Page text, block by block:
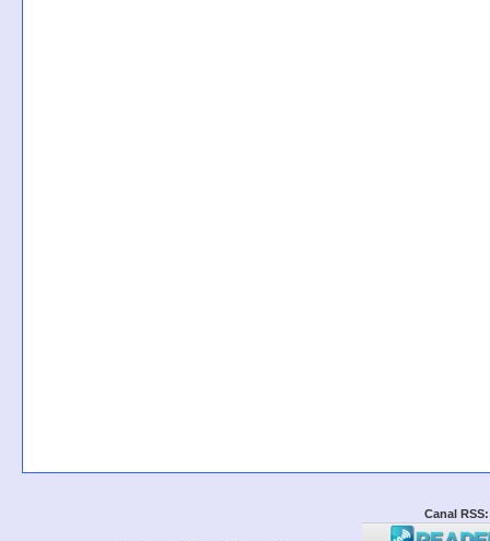
Canal RSS: